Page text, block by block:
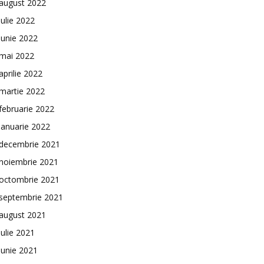
2022
2022
2022
2022
2022
2022
2022
2022
2021
2021
2021
2021
2021
2021
2021